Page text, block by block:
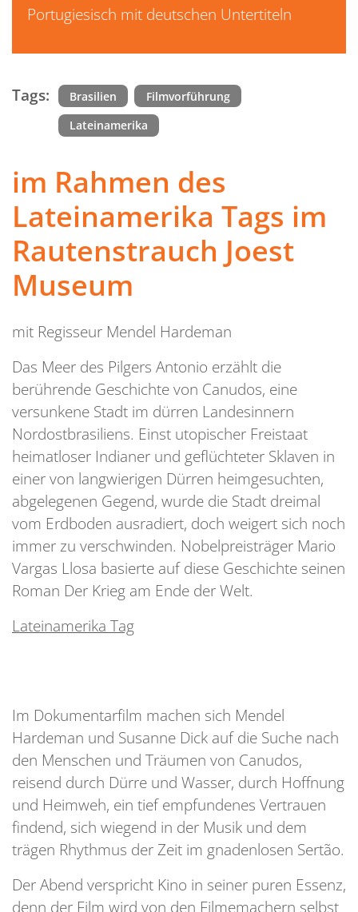
Portugiesisch mit deutschen Untertiteln
Tags: Brasilien
Filmvorführung
Lateinamerika
im Rahmen des
Lateinamerika Tags im
Rautenstrauch Joest
Museum
mit Regisseur Mendel Hardeman
Das Meer des Pilgers Antonio erzählt die
berührende Geschichte von Canudos, eine
versunkene Stadt im dürren Landesinnern
Nordostbrasiliens. Einst utopischer Freistaat
heimatloser Indianer und geflüchteter Sklaven in
einer von langwierigen Dürren heimgesuchten,
abgelegenen Gegend, wurde die Stadt dreimal
vom Erdboden ausradiert, doch weigert sich noch
immer zu verschwinden. Nobelpreisträger Mario
Vargas Llosa basierte auf diese Geschichte seinen
Roman Der Krieg am Ende der Welt.
Lateinamerika Tag
Im Dokumentarfilm machen sich Mendel
Hardeman und Susanne Dick auf die Suche nach
den Menschen und Träumen von Canudos,
reisend durch Dürre und Wasser, durch Hoffnung
und Heimweh, ein tief empfundenes Vertrauen
findend, sich wiegend in der Musik und dem
trägen Rhythmus der Zeit im gnadenlosen Sertão.
Der Abend verspricht Kino in seiner puren Essenz,
denn der Film wird von den Filmemachern selbst